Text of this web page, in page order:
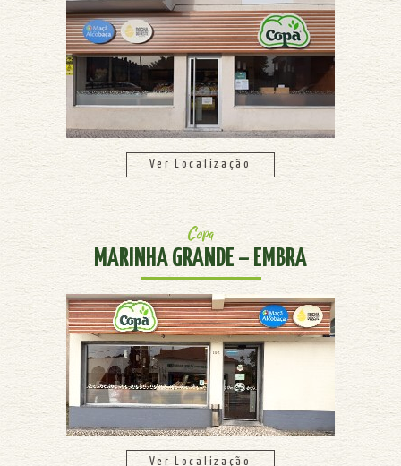
Ver Localização
Copa
MARINHA GRANDE – EMBRA
Ver Localização